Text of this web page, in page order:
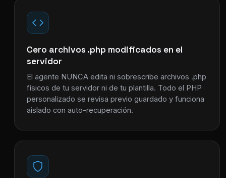
Cero archivos .php modificados en el
servidor
El agente NUNCA edita ni sobrescribe archivos .php
físicos de tu servidor ni de tu plantilla. Todo el PHP
personalizado se revisa previo guardado y funciona
aislado con auto-recuperación.